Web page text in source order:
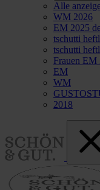
Alle
WM 2026
EM 2025
tschutti
tschutti
Frauen EM
EM
WM
2018